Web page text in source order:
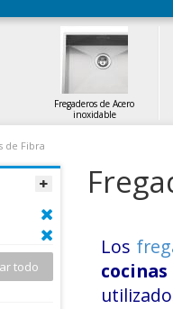
Fregaderos de Acero
inoxidable
de Fibra
todo
Los